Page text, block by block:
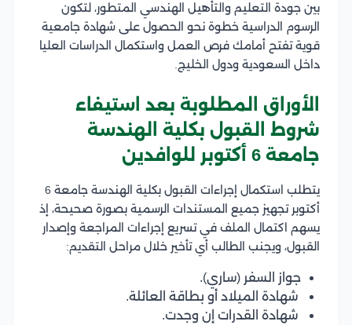
بين جودة التعليم والتأهيل الهندسي المتطور، لتكون
الرسوم الدراسية خطوة نحو الحصول على شهادة جامعية
قوية تفتح أمامك فرص العمل واستكمال الدراسات العليا
داخل السعودية ودول الخليج.
الأوراق المطلوبة بعد استيفاء
شروط القبول بكلية الهندسة
جامعة 6 أكتوبر للوافدين
يتطلب استكمال إجراءات القبول بكلية الهندسة جامعة 6
أكتوبر تجهيز جميع المستندات الرسمية بصورة صحيحة، إذ
يسهم اكتمال الملف في تسريع إجراءات المراجعة وإصدار
القبول، ويجنب الطالب أي تأخير خلال مراحل التقديم:
جواز السفر (ساري).
شهادة الميلاد أو بطاقة العائلة.
شهادة القدرات إن وجدت.